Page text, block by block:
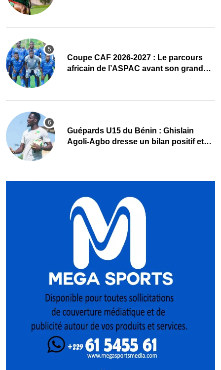
Coupe CAF 2026-2027 : Le parcours
africain de l’ASPAC avant son grand
Guépards U15 du Bénin : Ghislain
Agoli-Agbo dresse un bilan positif et